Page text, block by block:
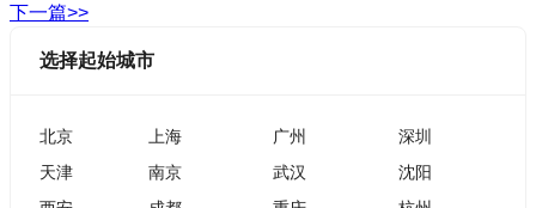
下一篇>>
选择起始城市
北京 上海 广州
深圳
天津
南京 武汉
沈阳